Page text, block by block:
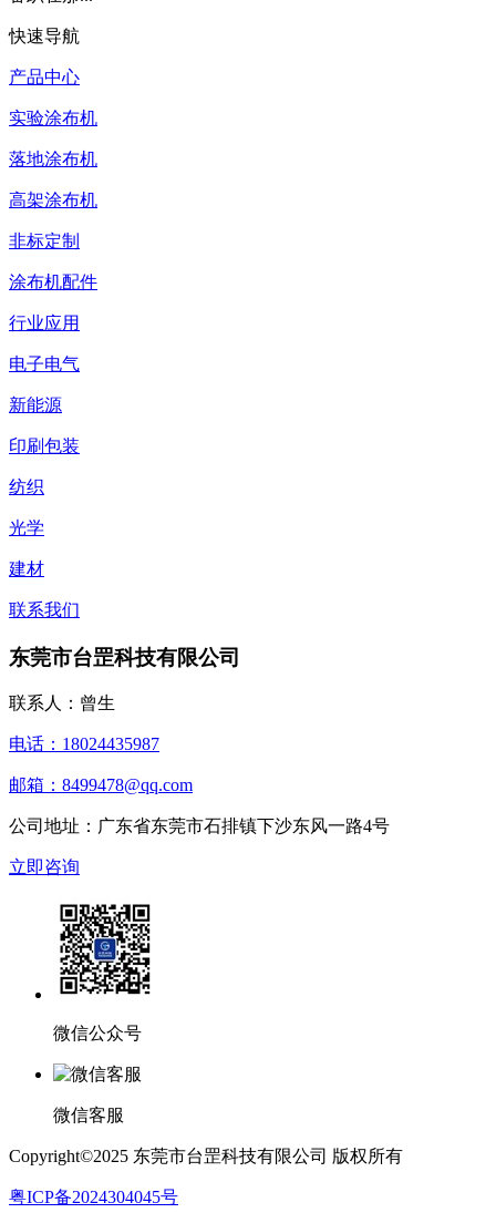
快速导航
产品中心
实验涂布机
落地涂布机
高架涂布机
非标定制
涂布机配件
行业应用
电子电气
新能源
印刷包装
纺织
光学
建材
联系我们
东莞市台罡科技有限公司
联系人：曾生
电话：18024435987
邮箱：8499478@qq.com
公司地址：广东省东莞市石排镇下沙东风一路4号
立即咨询
微信公众号
微信客服
Copyright©2025 东莞市台罡科技有限公司 版权所有
粤ICP备2024304045号